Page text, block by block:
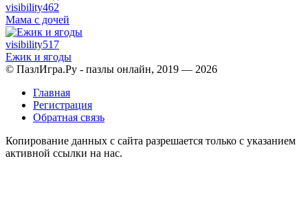
visibility462
Мама с дочей
visibility517
Ежик и ягоды
© ПазлИгра.Ру - пазлы онлайн, 2019 — 2026
Главная
Регистрация
Обратная связь
Копирование данных с сайта разрешается только с указанием
активной ссылки на нас.